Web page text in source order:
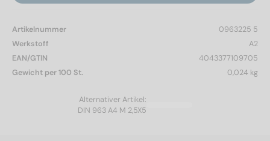
Artikelnummer
0963225 5
Werkstoff
A2
EAN/GTIN
4043377109705
Gewicht per 100 St.
0,024 kg
Alternativer Artikel:
DIN 963 A4 M 2,5X5